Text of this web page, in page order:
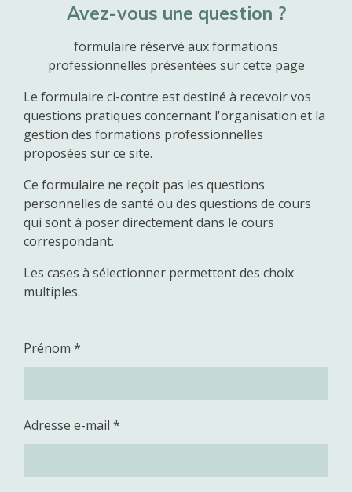
Avez-vous une question ?
formulaire réservé aux formations
professionnelles présentées sur cette page
Le formulaire ci-contre est destiné à recevoir vos
questions pratiques concernant l'organisation et la
gestion des formations professionnelles
proposées sur ce site.
Ce formulaire ne reçoit pas les questions
personnelles de santé ou des questions de cours
qui sont à poser directement dans le cours
correspondant.
Les cases à sélectionner permettent des choix
multiples.
Prénom *
Adresse e-mail *